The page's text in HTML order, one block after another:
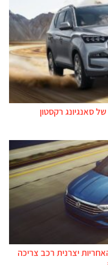
סאנגיונג רקסטון
יצרנית רכב צריכה